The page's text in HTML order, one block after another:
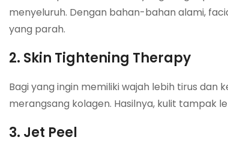
menyeluruh. Dengan bahan-bahan alami,
yang parah.
2. Skin Tightening Therapy
Bagi yang ingin memiliki wajah lebih tirus
merangsang kolagen. Hasilnya, kulit tampak
3. Jet Peel